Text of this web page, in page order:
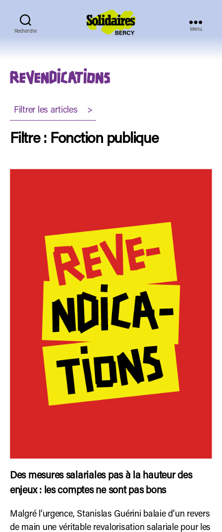
Recherche Menu
REVENDICATIONS
Filtrer les articles >
Filtre : Fonction publique
Des mesures salariales pas à la hauteur des
enjeux : les comptes ne sont pas bons
Malgré l’urgence, Stanislas Guérini balaie d’un revers
de main une véritable revalorisation salariale pour les